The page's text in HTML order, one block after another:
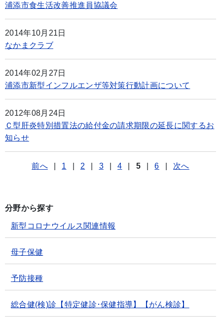
浦添市食生活改善推進員協議会
2014年10月21日
なかまクラブ
2014年02月27日
浦添市新型インフルエンザ等対策行動計画について
2012年08月24日
Ｃ型肝炎特別措置法の給付金の請求期限の延長に関するお
知らせ
前へ 1 2 3 4 5 6 次へ
分野から探す
新型コロナウイルス関連情報
母子保健
予防接種
総合健(検)診【特定健診･保健指導】【がん検診】